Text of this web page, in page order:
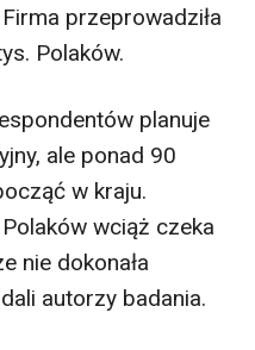
przeprowadziła
Polaków.
planuje
ale ponad 90
w kraju.
wciąż czeka
nie dokonała
autorzy badania.